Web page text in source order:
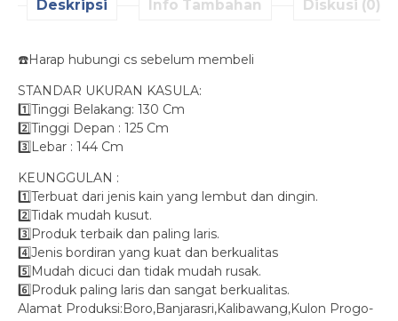
Deskripsi Info Tambahan Diskusi (0)
☎️Harap hubungi cs sebelum membeli
STANDAR UKURAN KASULA:
1️⃣Tinggi Belakang: 130 Cm
2️⃣Tinggi Depan : 125 Cm
3️⃣Lebar : 144 Cm
KEUNGGULAN :
1️⃣Terbuat dari jenis kain yang lembut dan dingin.
2️⃣Tidak mudah kusut.
3️⃣Produk terbaik dan paling laris.
4️⃣Jenis bordiran yang kuat dan berkualitas
5️⃣Mudah dicuci dan tidak mudah rusak.
6️⃣Produk paling laris dan sangat berkualitas.
Alamat Produksi:Boro,Banjarasri,Kalibawang,Kulon Progo-